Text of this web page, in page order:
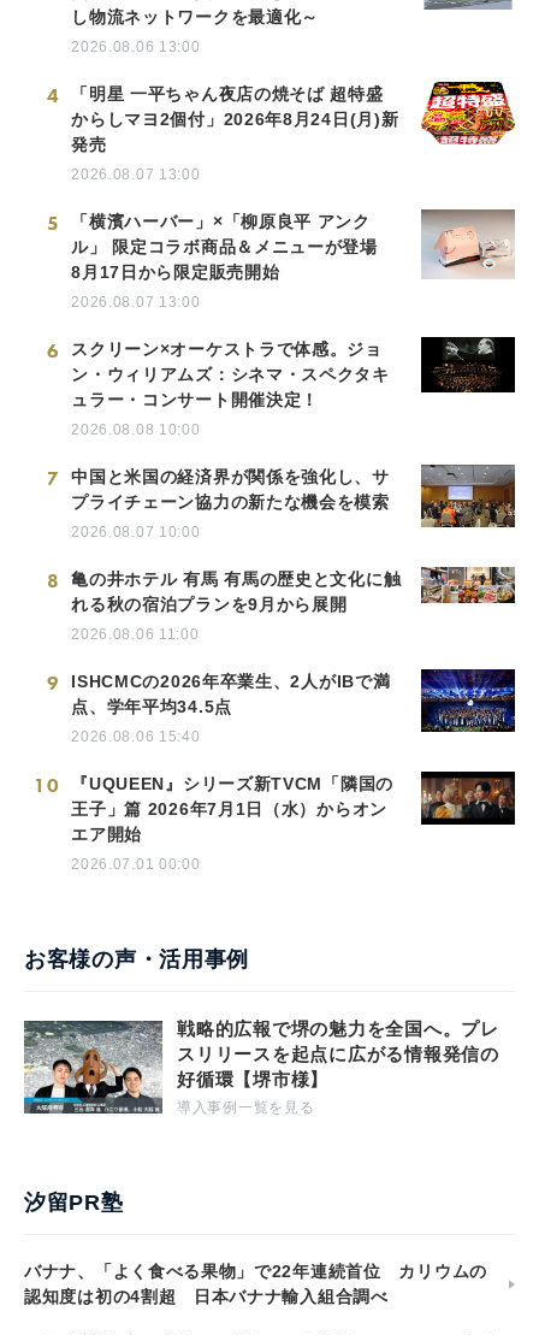
し物流ネットワークを最適化～
2026.08.06 13:00
4
「明星 一平ちゃん夜店の焼そば 超特盛
からしマヨ2個付」2026年8月24日(月)新
発売
2026.08.07 13:00
5
「横濱ハーバー」×「柳原良平 アンク
ル」 限定コラボ商品＆メニューが登場
8月17日から限定販売開始
2026.08.07 13:00
6
スクリーン×オーケストラで体感。ジョ
ン・ウィリアムズ：シネマ・スペクタキ
ュラー・コンサート開催決定！
2026.08.08 10:00
7
中国と米国の経済界が関係を強化し、サ
プライチェーン協力の新たな機会を模索
2026.08.07 10:00
8
亀の井ホテル 有馬 有馬の歴史と文化に触
れる秋の宿泊プランを9月から展開
2026.08.06 11:00
9
ISHCMCの2026年卒業生、2人がIBで満
点、学年平均34.5点
2026.08.06 15:40
10
『UQUEEN』シリーズ新TVCM「隣国の
王子」篇 2026年7月1日（水）からオン
エア開始
2026.07.01 00:00
お客様の声・活用事例
戦略的広報で堺の魅力を全国へ。プレ
スリリースを起点に広がる情報発信の
好循環【堺市様】
導入事例一覧を見る
汐留PR塾
バナナ、「よく食べる果物」で22年連続首位 カリウムの
認知度は初の4割超 日本バナナ輸入組合調べ